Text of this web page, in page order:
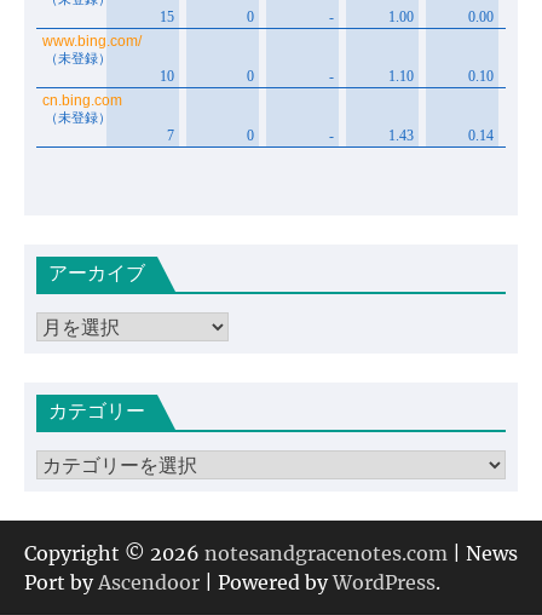
アーカイブ
ア
イカテゴリー
カ
ゴ
リ
ー
Copyright © 2026 notesandgracenotes.com | News
Port byAscendoor | Powered byWordPress.